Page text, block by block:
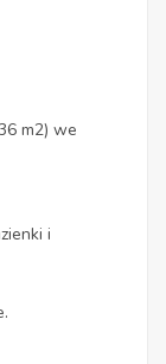
m2) we
i